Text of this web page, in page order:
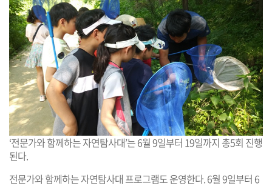
‘전문가와 함께하는 자연탐사대’는 6월 9일부터 19일까지 총5회 진행
된다.
전문가와 함께하는 자연탐사대 프로그램도 운영한다. 6월 9일부터 6